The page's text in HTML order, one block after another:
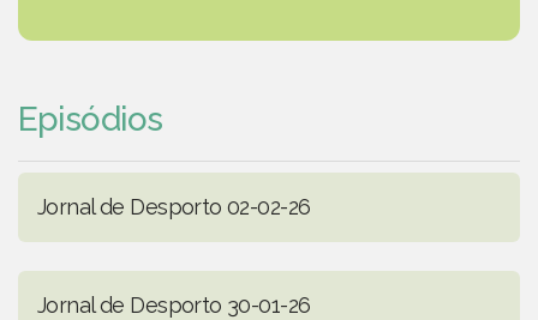
Episódios
Jornal de Desporto 02-02-26
Jornal de Desporto 30-01-26